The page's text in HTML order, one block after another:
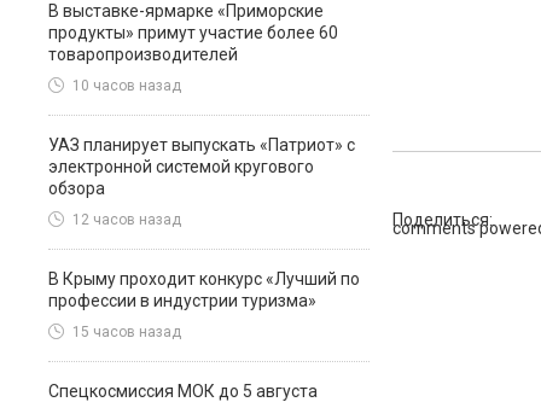
В выставке-ярмарке «Приморские
продукты» примут участие более 60
товаропроизводителей
10 часов назад
УАЗ планирует выпускать «Патриот» с
электронной системой кругового
обзора
12 часов назад
В Крыму проходит конкурс «Лучший по
профессии в индустрии туризма»
15 часов назад
Спецкосмиссия МОК до 5 августа
Поделиться:
comments